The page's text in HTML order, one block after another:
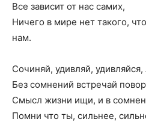
Все зависит от нас самих,
Ничего в мире нет такого,
нам.
Сочиняй, удивляй,
Без сомнений встречай
Смысл жизни ищи, и в
Помни что ты, сильнее,